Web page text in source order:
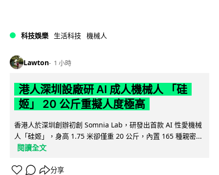
科技娛樂 生活科技 機械人
Lawton 1 小時
港人深圳設廠研 AI 成人機械人 「硅
姬」 20 公斤重擬人度極高
香港人於深圳創辦初創 Somnia Lab，研發出首款 AI 性愛機械
人「硅姬」，身高 1.75 米卻僅重 20 公斤，內置 165 種親密...
閱讀全文
分享